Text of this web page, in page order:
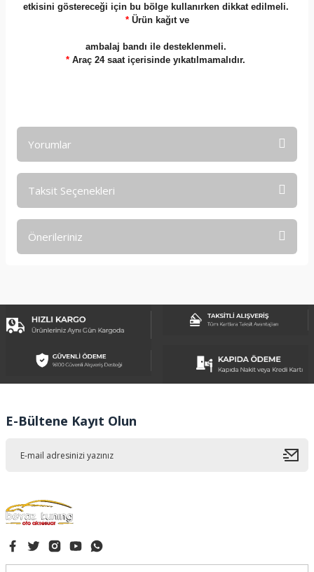
etkisini göstereceği için bu bölge kullanırken dikkat edilmeli.
*Ürün kağıt ve
ambalaj bandı ile desteklenmeli.
* Araç 24 saat içerisinde yıkatılmamalıdır.
Yorumlar
Taksit Seçenekleri
Önerileriniz
Görüş ve önerileriniz için teşekkür ederiz.
Ürün açıklamasında eksik bilgiler bulunuyor.
Ürün bilgilerinde hatalar bulunuyor.
Bu ürüne benzer farklı alternatifler olmalı.
E-Bültene Kayıt Olun